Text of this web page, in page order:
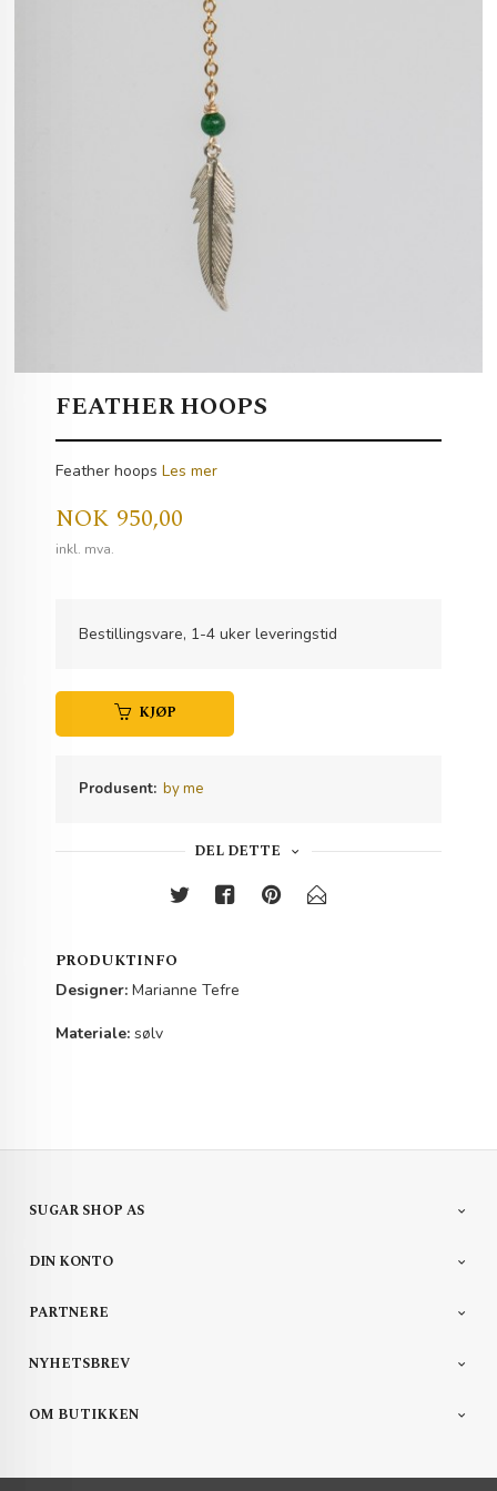
FEATHER HOOPS
Feather hoopsLes mer
Pris
NOK 950,00
inkl. mva.
Bestillingsvare, 1-4 uker leveringstid
KJØP
Produsent: by me
DEL DETTE
PRODUKTINFO
Designer:Marianne Tefre
Materiale:sølv
SUGAR SHOP AS
DIN KONTO
PARTNERE
NYHETSBREV
OM BUTIKKEN